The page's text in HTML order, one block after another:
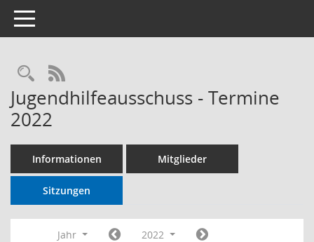
Toggle navigation
RSS-Feed
Jugendhilfeausschuss - Termine
2022
Informationen Mitglieder
Sitzungen
Jahr
2022